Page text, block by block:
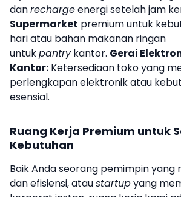
danrechargeenergi setelah jam
Supermarket premium untuk
hari atau bahan makanan ringan
untukpantrykantor. Gerai
Kantor: Ketersediaan toko yang
perlengkapan elektronik atau
esensial.
Ruang Kerja Premium untuk
Kebutuhan
Baik Anda seorang pemimpin yang
dan efisiensi, ataustartupyang